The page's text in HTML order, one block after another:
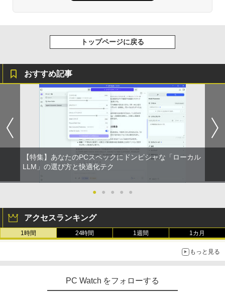
トップページに戻る
おすすめ記事
【特集】あなたのPCスペックにドンピシャな「ローカル
LLM」の選び方と快適化テク
● ● ● ● ●
アクセスランキング
1時間 24時間 1週間 1カ月
もっと見る
PC Watch をフォローする